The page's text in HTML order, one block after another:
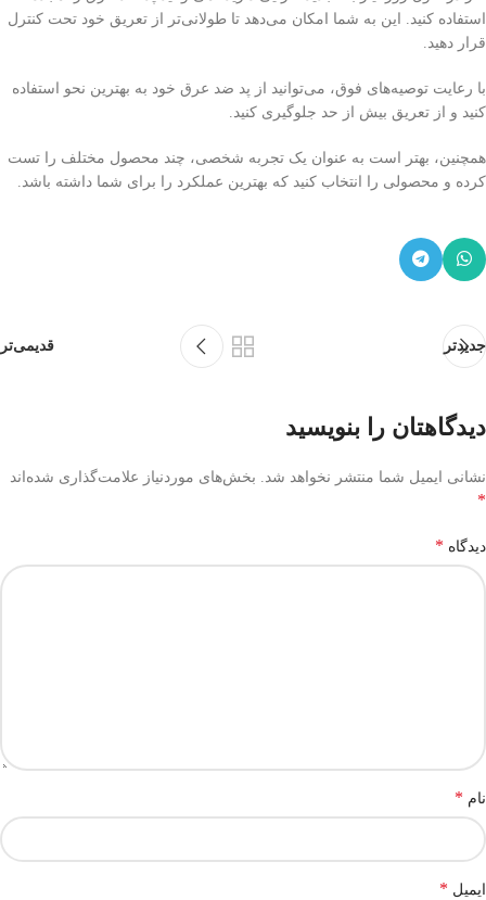
استفاده کنید. این به شما امکان می‌دهد تا طولانی‌تر از تعریق خود تحت کنترل
قرار دهید.
با رعایت توصیه‌های فوق، می‌توانید از پد ضد عرق خود به بهترین نحو استفاده
کنید و از تعریق بیش از حد جلوگیری کنید.
همچنین، بهتر است به عنوان یک تجربه شخصی، چند محصول مختلف را تست
کرده و محصولی را انتخاب کنید که بهترین عملکرد را برای شما داشته باشد.
جدیدتر قدیمی‌تر
دیدگاهتان را بنویسید
نشانی ایمیل شما منتشر نخواهد شد. بخش‌های موردنیاز علامت‌گذاری شده‌اند
*
دیدگاه *
نام *
ایمیل *